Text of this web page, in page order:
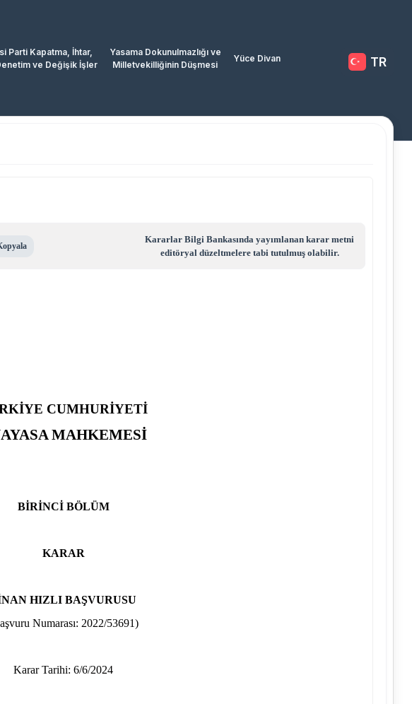
Parti Kapatma, İhtar,
ve Değişik İşler
Yasama Dokunulmazlığı ve
Milletvekilliğinin Düşmesi
Yüce Divan TR
Kararlar Bilgi Bankasında yayımlanan karar metni
editöryal düzeltmelere tabi tutulmuş olabilir.